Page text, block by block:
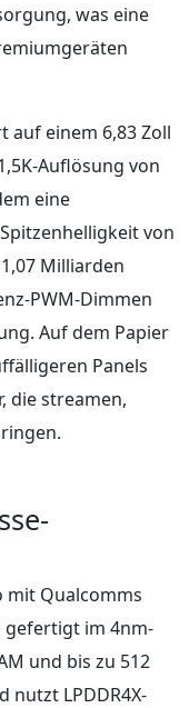
was eine
auf einem 6,83 Zoll
Auflösung von
eine
von
Milliarden
PWM-Dimmen
Auf dem Papier
Panels
die streamen,
mit Qualcomms
gefertigt im 4nm-
und bis zu 512
nutzt LPDDR4X-